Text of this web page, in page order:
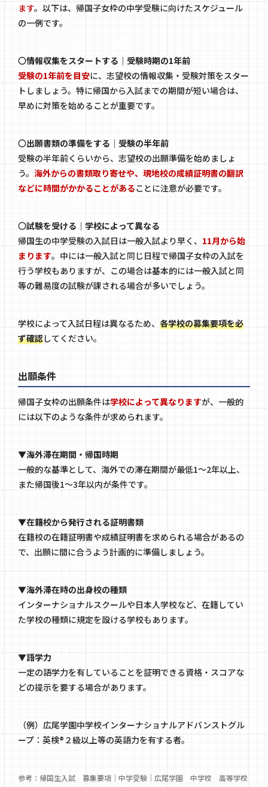
ます。以下は、帰国子女枠の中学受験に向けたスケジュール
の一例です。
〇情報収集をスタートする｜受験時期の1年前
受験の1年前を目安に、志望校の情報収集・受験対策をスター
トしましょう。特に帰国から入試までの期間が短い場合は、
早めに対策を始めることが重要です。
〇出願書類の準備をする｜受験の半年前
受験の半年前くらいから、志望校の出願準備を始めましょ
う。 海外からの書類取り寄せや、現地校の成績証明書の翻訳
などに時間がかかることがあることに注意が必要です。
〇試験を受ける｜学校によって異なる
帰国生の中学受験の入試日は一般入試より早く、 11月から始
まります。中には一般入試と同じ日程で帰国子女枠の入試を
行う学校もありますが、この場合は基本的には一般入試と同
等の難易度の試験が課される場合が多いでしょう。
学校によって入試日程は異なるため、 各学校の募集要項を必
ず確認してください。
出願条件
帰国子女枠の出願条件は学校によって異なりますが、一般的
には以下のような条件が求められます。
▼海外滞在期間・帰国時期
一般的な基準として、海外での滞在期間が最低1〜2年以上、
また帰国後1〜3年以内が条件です。
▼在籍校から発行される証明書類
在籍校の在籍証明書や成績証明書を求められる場合があるの
で、出願に間に合うよう計画的に準備しましょう。
▼海外滞在時の出身校の種類
インターナショナルスクールや日本人学校など、在籍してい
た学校の種類に規定を設ける学校もあります。
▼語学力
一定の語学力を有していることを証明できる資格・スコアな
どの提示を要する場合があります。
（例）広尾学園中学校インターナショナルアドバンストグル
ープ：英検®︎２級以上等の英語力を有する者。
参考： 帰国生入試 募集要項｜中学受験｜広尾学園 中学校 高等学校